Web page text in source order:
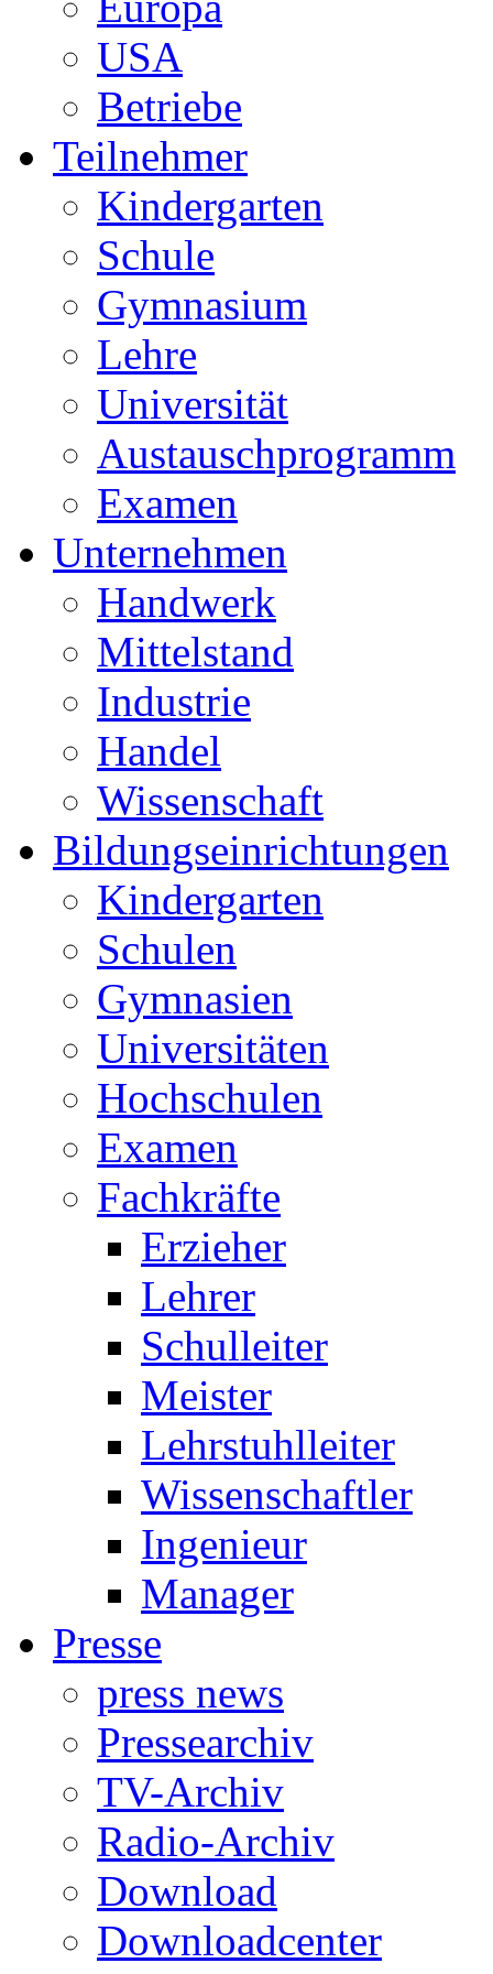
USA
Betriebe
Teilnehmer
Kindergarten
Schule
Gymnasium
Lehre
Universität
Austauschprogramm
Examen
Unternehmen
Handwerk
Mittelstand
Industrie
Handel
Wissenschaft
Bildungseinrichtungen
Kindergarten
Schulen
Gymnasien
Universitäten
Hochschulen
Examen
Fachkräfte
Erzieher
Lehrer
Schulleiter
Meister
Lehrstuhlleiter
Wissenschaftler
Ingenieur
Manager
Presse
press news
Pressearchiv
TV-Archiv
Radio-Archiv
Download
Downloadcenter